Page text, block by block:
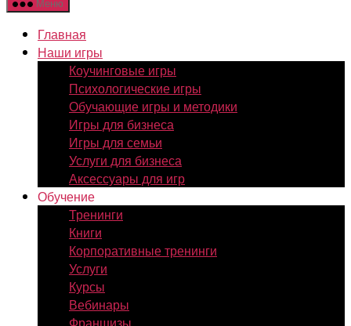
Меню
Главная
Наши игры
Коучинговые игры
Психологические игры
Обучающие игры и методики
Игры для бизнеса
Игры для семьи
Услуги для бизнеса
Аксессуары для игр
Обучение
Тренинги
Книги
Корпоративные тренинги
Услуги
Курсы
Вебинары